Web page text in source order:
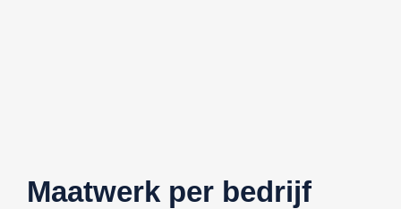
Maatwerk per bedrijf